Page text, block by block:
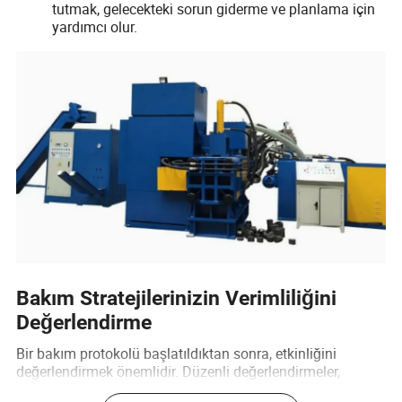
tutmak, gelecekteki sorun giderme ve planlama için
yardımcı olur.
Bakım Stratejilerinizin Verimliliğini
Değerlendirme
Bir bakım protokolü başlatıldıktan sonra, etkinliğini
değerlendirmek önemlidir. Düzenli değerlendirmeler,
süreçleri iyileştirmeye ve yatay hidrolik presin en yüksek